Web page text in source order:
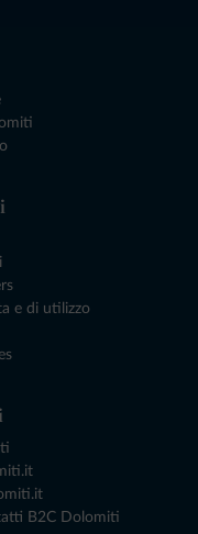
e di utilizzo
B2C Dolomiti